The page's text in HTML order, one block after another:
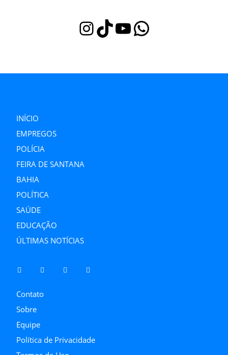
InstagramTikTok Youtube WhatsApp
INÍCIO
EMPREGOS
POLÍCIA
FEIRA DE SANTANA
BAHIA
POLÍTICA
SAÚDE
EDUCAÇÃO
ÚLTIMAS NOTÍCIAS
Contato
Sobre
Equipe
Política de Privacidade